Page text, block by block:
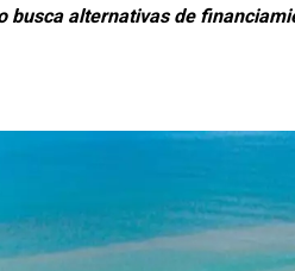
busca alternativas de